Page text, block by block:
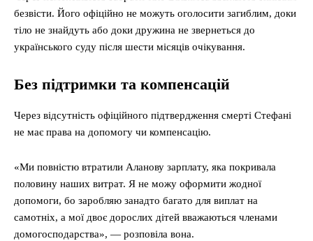
безвісти. Його офіційно не можуть оголосити загиблим, доки
тіло не знайдуть або доки дружина не звернеться до
українського суду після шести місяців очікування.
Без підтримки та компенсацій
Через відсутність офіційного підтвердження смерті Стефані
не має права на допомогу чи компенсацію.
«Ми повністю втратили Аланову зарплату, яка покривала
половину наших витрат. Я не можу оформити жодної
допомоги, бо заробляю занадто багато для виплат на
самотніх, а мої двоє дорослих дітей вважаються членами
домогосподарства», — розповіла вона.